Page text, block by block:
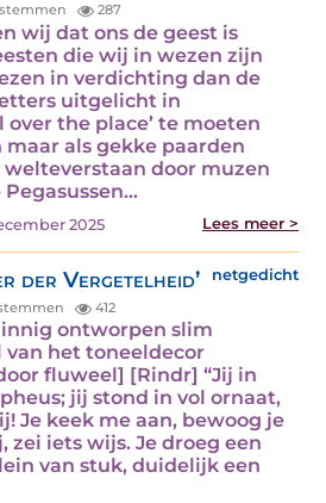
287
wij dat ons de geest is
die wij in wezen zijn
in verdichting dan de
uitgelicht in
over the place’ te moeten
maar als gekke paarden
welteverstaan door muzen
2025 Lees meer >
der Vergetelheid’ netgedicht
412
ontworpen slim
het toneeldecor
fluweel] [Rindr] “Jij in
jij stond in vol ornaat,
Je keek me aan, bewoog je
zei iets wijs. Je droeg een
van stuk, duidelijk een